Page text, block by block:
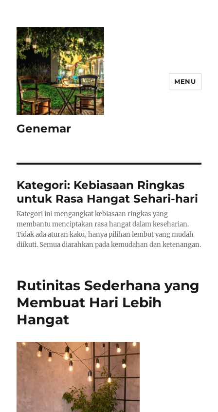
Genemar
MENU
Kategori: Kebiasaan Ringkas
untuk Rasa Hangat Sehari-hari
Kategori ini mengangkat kebiasaan ringkas yang
membantu menciptakan rasa hangat dalam keseharian.
Tidak ada aturan kaku, hanya pilihan lembut yang mudah
diikuti. Semua diarahkan pada kemudahan dan ketenangan.
Rutinitas Sederhana yang
Membuat Hari Lebih
Hangat